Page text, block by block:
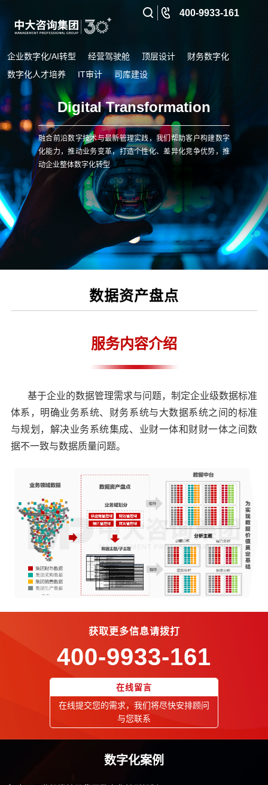
企业数字化/AI转型 经营驾驶舱 顶层设计
财务数字化
数字化人才培养
IT审计 司库建设
400-9933-161
Digital Transformation
融合前沿数字技术与最新管理实践，我们帮助客户构建数字
化能力，推动业务变革，打造个性化、差异化竞争优势，推
动企业整体数字化转型
数据资产盘点
服务内容介绍
基于企业的数据管理需求与问题，制定企业级数据标准
体系，明确业务系统、财务系统与大数据系统之间的标准
与规划，解决业务系统集成、业财一体和财财一体之间数
据不一致与数据质量问题。
获取更多信息请拨打
400-9933-161
在线留言
在线提交您的需求，我们将尽快安排顾问
与您联系
数字化案例